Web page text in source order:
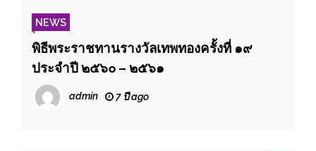
NEWS
พิธีพระราชทานรางวัลเทพทองครั้งที่ ๑๙
ประจำปี ๒๕๖๐ – ๒๕๖๑
admin 7 ปี ago